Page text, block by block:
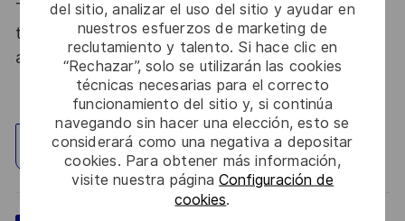
del sitio, analizar el uso del sitio y ayudar en
nuestros esfuerzos de marketing de
reclutamiento y talento. Si hace clic en
“Rechazar”, solo se utilizarán las cookies
técnicas necesarias para el correcto
funcionamiento del sitio y, si continúa
navegando sin hacer una elección, esto se
considerará como una negativa a depositar
cookies. Para obtener más información,
visite nuestra páginaConfiguración de
cookies.
Thales, entreprise Handi-Engagée, reconnait
tous les talents. La diversité est notre meilleur
atout. Postulez et rejoignez nous !
Explorar ubicación